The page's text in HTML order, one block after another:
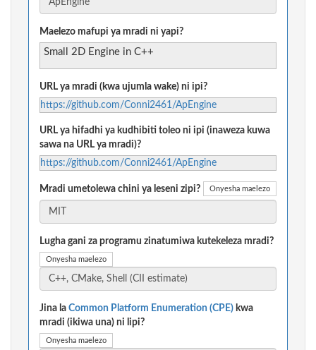
Maelezo mafupi ya mradi ni yapi?
Small 2D Engine in C++
URL ya mradi (kwa ujumla wake) ni ipi?
https://github.com/Conni2461/ApEngine
URL ya hifadhi ya kudhibiti toleo ni ipi (inaweza kuwa
sawa na URL ya mradi)?
https://github.com/Conni2461/ApEngine
Mradi umetolewa chini ya leseni zipi? Onyesha maelezo
Lugha gani za programu zinatumiwa kutekeleza mradi?
Onyesha maelezo
Jina la Common Platform Enumeration (CPE) kwa
mradi (ikiwa una) ni lipi?
Onyesha maelezo